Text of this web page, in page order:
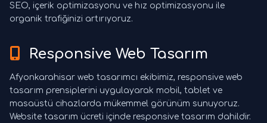
SEO, içerik optimizasyonu ve hız optimizasyonu ile
organik trafiğinizi artırıyoruz.
Responsive Web Tasarım
Afyonkarahisar web tasarımcı ekibimiz, responsive web
tasarım prensiplerini uygulayarak mobil, tablet ve
masaüstü cihazlarda mükemmel görünüm sunuyoruz.
Website tasarım ücreti içinde responsive tasarım dahildir.